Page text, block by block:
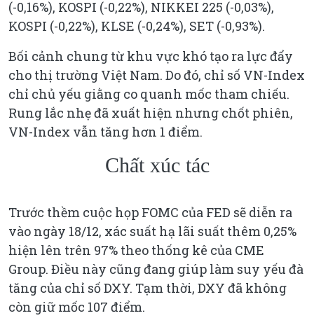
(-0,16%), KOSPI (-0,22%), NIKKEI 225 (-0,03%),
KOSPI (-0,22%), KLSE (-0,24%), SET (-0,93%).
Bối cảnh chung từ khu vực khó tạo ra lực đẩy
cho thị trường Việt Nam. Do đó, chỉ số VN-Index
chỉ chủ yếu giằng co quanh mốc tham chiếu.
Rung lắc nhẹ đã xuất hiện nhưng chốt phiên,
VN-Index vẫn tăng hơn 1 điểm.
Chất xúc tác
Trước thềm cuộc họp FOMC của FED sẽ diễn ra
vào ngày 18/12, xác suất hạ lãi suất thêm 0,25%
hiện lên trên 97% theo thống kê của CME
Group. Điều này cũng đang giúp làm suy yếu đà
tăng của chỉ số DXY. Tạm thời, DXY đã không
còn giữ mốc 107 điểm.